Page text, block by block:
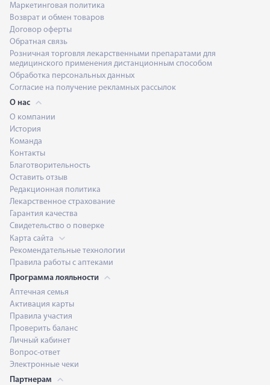
Маркетинговая политика
Возврат и обмен товаров
Договор оферты
Обратная связь
Розничная торговля лекарственными препаратами для
медицинского применения дистанционным способом
Обработка персональных данных
Согласие на получение рекламных рассылок
О нас
О компании
История
Команда
Контакты
Благотворительность
Оставить отзыв
Редакционная политика
Лекарственное страхование
Гарантия качества
Свидетельство о поверке
Карта сайта
Рекомендательные технологии
Правила работы с аптеками
Программа лояльности
Аптечная семья
Активация карты
Правила участия
Проверить баланс
Личный кабинет
Вопрос-ответ
Электронные чеки
Партнерам